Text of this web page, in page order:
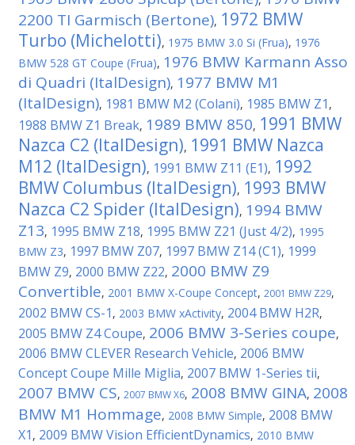
2200 TI Garmisch (Bertone), 1972 BMW
Turbo (Michelotti), 1975 BMW 3.0 Si (Frua), 1976
BMW 528 GT Coupe (Frua), 1976 BMW Karmann Asso
di Quadri (ItalDesign), 1977 BMW M1
(ItalDesign), 1981 BMW M2 (Colani), 1985 BMW Z1 ,
1988 BMW Z1 Break, 1989 BMW 850, 1991 BMW
Nazca C2 (ItalDesign), 1991 BMW Nazca
M12 (ItalDesign), 1991 BMW Z11 (E1), 1992
BMW Columbus (ItalDesign), 1993 BMW
Nazca C2 Spider (ItalDesign), 1994 BMW
Z13, 1995 BMW Z18, 1995 BMW Z21 (Just 4/2), 1995
BMW Z3, 1997 BMW Z07, 1997 BMW Z14 (C1), 1999
BMW Z9, 2000 BMW Z22, 2000 BMW Z9
Convertible, 2001 BMW X-Coupe Concept, 2001 BMW Z29,
2002 BMW CS-1 , 2003 BMW xActivity, 2004 BMW H2R,
2005 BMW Z4 Coupe, 2006 BMW 3-Series coupe,
2006 BMW CLEVER Research Vehicle, 2006 BMW
Concept Coupe Mille Miglia, 2007 BMW 1-Series tii,
2007 BMW CS, 2007 BMW X6, 2008 BMW GINA, 2008
BMW M1 Hommage, 2008 BMW Simple, 2008 BMW
X1 , 2009 BMW Vision EfficientDynamics, 2010 BMW